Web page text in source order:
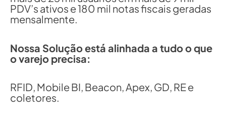
PDV’s ativos e 180 mil notas fiscais geradas
mensalmente.
Nossa Solução está alinhada a tudo o que
o varejo precisa:
RFID, Mobile BI, Beacon, Apex, GD, RE e
coletores.